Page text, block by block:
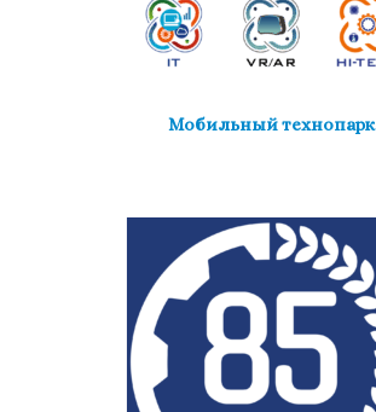
Мобильный технопарк